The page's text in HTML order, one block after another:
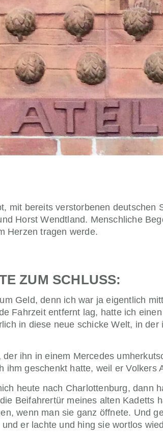
mit bereits verstorbenen deutschen
Horst Wendtland. Menschliche
Herzen tragen werde.
ZUM SCHLUSS:
Geld, denn ich war ja eigentlich
Fahrzeit entfernt lag, hatte ich
in diese neue schicke Welt, in
ihn in einem Mercedes
ihm geschenkt hatte, weil er Volkers
heute nach Charlottenburg, dann
Beifahrertür meines alten Kadetts
wenn man sie ganz öffnete. Und
er lachte und hing sie wortlos